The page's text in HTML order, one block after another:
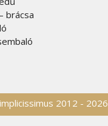
brácsa
2012 - 2026